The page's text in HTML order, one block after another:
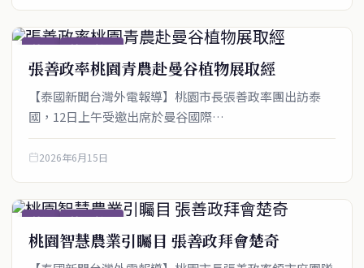
僑社 僑社_新聞
張善政率桃園青農赴曼谷植物展取經
【泰國新聞台灣外電報導】桃園市長張善政率團出訪泰
國，12日上午受邀出席於曼谷國際…
2026年6月15日
僑社 僑社_新聞
桃園智慧農業引矚目 張善政拜會楚奇